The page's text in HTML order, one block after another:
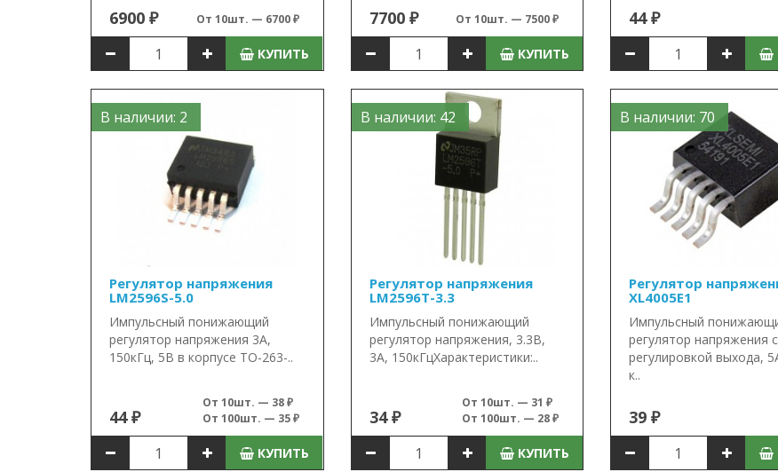
6900 ₽ От 10шт. — 6700 ₽
КУПИТЬ
7700 ₽ От 10шт. — 7500 ₽
КУПИТЬ
44 ₽
В наличии: 2
Регулятор напряжения
LM2596S-5.0
Импульсный понижающий
регулятор напряжения 3А,
150кГц, 5В в корпусе TO-263-..
44 ₽
От 10шт. — 38 ₽
От 100шт. — 35 ₽
КУПИТЬ
В наличии: 42
Регулятор напряжения
LM2596T-3.3
Импульсный понижающий
регулятор напряжения, 3.3В,
3А, 150кГцХарактеристики:..
34 ₽
От 10шт. — 31 ₽
От 100шт. — 28 ₽
КУПИТЬ
В наличии: 70
Регулятор
XL4005E1
Импульсный
регулятор напряжения с
регулировкой выхода,
к..
39 ₽